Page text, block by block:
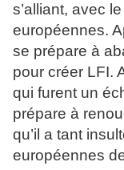
s’alliant, avec
européennes.
se prépare à
pour créer LFI.
qui furent un
prépare à
qu’il a tant
européennes